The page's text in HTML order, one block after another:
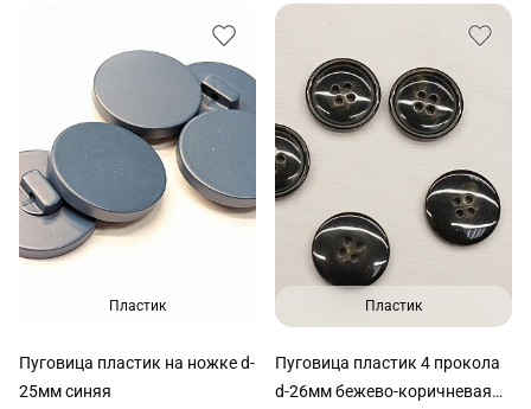
Пластик
Пуговица пластик на ножке d-
25мм синяя
Пластик
Пуговица пластик 4 прокола
d-26мм бежево-коричневая